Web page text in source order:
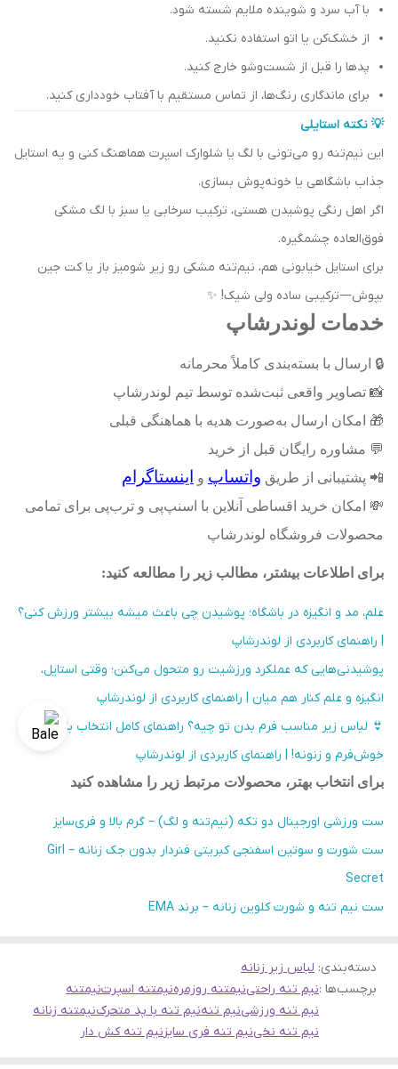
با آب سرد و شوینده ملایم شسته شود.
از خشک‌کن یا اتو استفاده نکنید.
پدها را قبل از شست‌وشو خارج کنید.
برای ماندگاری رنگ‌ها، از تماس مستقیم با آفتاب خودداری کنید.
💡 نکته استایلی
این نیم‌تنه رو می‌تونی با لگ یا شلوارک اسپرت هماهنگ کنی و یه استایل
جذاب باشگاهی یا خونه‌پوش بسازی.
اگر اهل رنگی پوشیدن هستی، ترکیب سرخابی یا سبز با لگ مشکی
فوق‌العاده چشمگیره.
برای استایل خیابونی هم، نیم‌تنه مشکی رو زیر شومیز باز یا کت جین
بپوش—ترکیبی ساده ولی شیک! ✨
خدمات لوندرشاپ
🔒 ارسال با بسته‌بندی کاملاً محرمانه
📸 تصاویر واقعی ثبت‌شده توسط تیم لوندرشاپ
🎁 امکان ارسال به‌صورت هدیه با هماهنگی قبلی
💬 مشاوره رایگان قبل از خرید
📲 پشتیبانی از طریق واتساپ و اینستاگرام
💸 امکان خرید اقساطی آنلاین با اسنپ‌پی و ترب‌پی برای تمامی
محصولات فروشگاه لوندرشاپ
برای اطلاعات بیشتر، مطالب زیر را مطالعه کنید:
علم، مد و انگیزه در باشگاه؛ پوشیدن چی باعث میشه بیشتر ورزش کنی؟
| راهنمای کاربردی از لوندرشاپ
پوشیدنی‌هایی که عملکرد ورزشیت رو متحول می‌کنن؛ وقتی استایل،
انگیزه و علم کنار هم میان | راهنمای کاربردی از لوندرشاپ
👙 لباس زیر مناسب فرم بدن تو چیه؟ راهنمای کامل انتخاب باحال،
خوش‌فرم و زنونه! | راهنمای کاربردی از لوندرشاپ
برای انتخاب بهتر، محصولات مرتبط زیر را مشاهده کنید
ست ورزشی اورجینال دو تکه (نیم‌تنه و لگ) – گرم بالا و فری‌سایز
ست شورت و سوتین اسفنجی کبریتی فنردار بدون جک زنانه – Girl
Secret
ست نیم تنه و شورت کلوین زنانه – برند EMA
دسته‌بندی: لباس زیر زنانه
برچسب‌ها :نیم تنه راحتینیمتنه روزمرهنیمتنه اسپرتنیمتنه
نیم تنه ورزشینیم تنهنیم تنه با پد متحرکنیمتنه زنانه
نیم تنه نخینیم تنه فری سایزنیم تنه کش دار